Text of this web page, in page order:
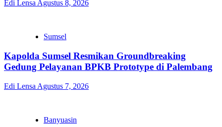
Edi Lensa Agustus 8, 2026
Sumsel
Kapolda Sumsel Resmikan Groundbreaking
Gedung Pelayanan BPKB Prototype di Palembang
Edi Lensa Agustus 7, 2026
Banyuasin